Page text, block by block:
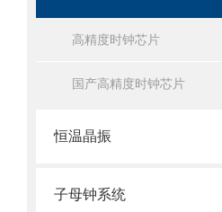
高精度时钟芯片
国产高精度时钟芯片
恒温晶振
子母钟系统